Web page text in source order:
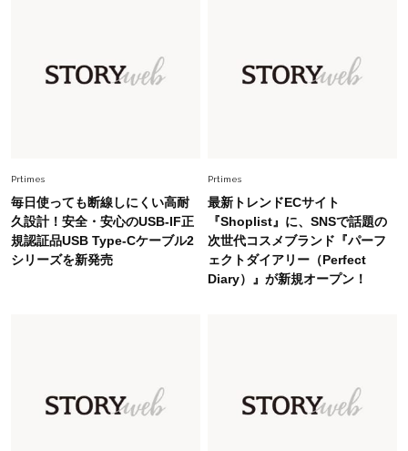
「オシャレ」も整うトレンドトップス〈4選〉
Fashion 2026.8.5
オシャレ40代の【ワンピ＆オールインワン】最
旬着こなし3選。地味見え回避のコツは「バッグ
Fashion 2026.6.25
Prtimes
毎日使っても断線しにくい高耐
久設計！安全・安心のUSB-IF正
規認証品USB Type-Cケーブル2
シリーズを新発売
Prtimes
最新トレンドECサイト
『Shoplist』に、SNSで話題の
次世代コスメブランド『パーフ
ェクトダイアリー（Perfect
Diary）』が新規オープン！